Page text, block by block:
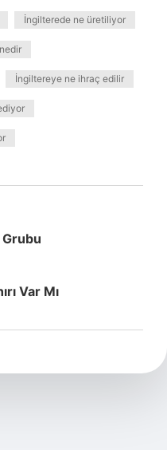
İngilterede ne üretiliyor
İngiltereye ne ihraç edilir
Var Mı